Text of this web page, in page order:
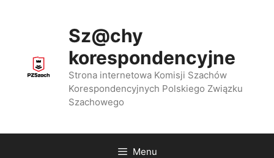
Sz@chy
korespondencyjne
Strona internetowa Komisji Szachów
Korespondencyjnych Polskiego Związku
Szachowego
Menu